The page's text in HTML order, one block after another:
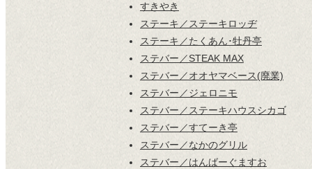
すきやき
ステーキ／ステーキロッヂ
ステーキ／たくあん･牡丹亭
ステバー／STEAK MAX
ステバー／オオヤマベース(廃業)
ステバー／ジェロニモ
ステバー／ステーキハウスシカゴ
ステバー／すてーき亭
ステバー／なかのグリル
ステバー／はんばーぐますお